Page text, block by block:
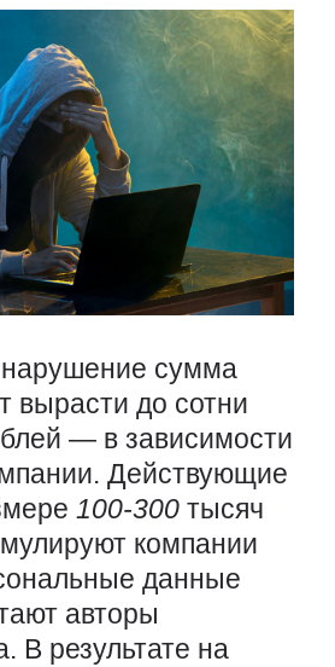
сумма
вырасти до сотни
— в зависимости
Действующие
100-300 тысяч
компании
данные
авторы
В результате на